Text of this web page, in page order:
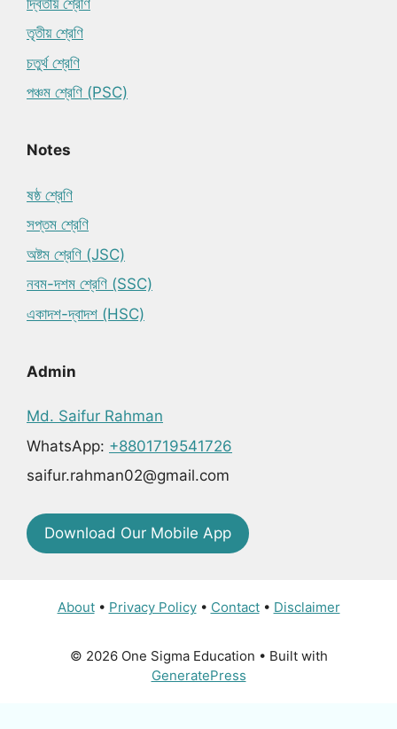
তৃতীয় শ্রেণি
চতুর্থ শ্রেণি
পঞ্চম শ্রেণি (PSC)
Notes
ষষ্ঠ শ্রেণি
সপ্তম শ্রেণি
অষ্টম শ্রেণি (JSC)
নবম-দশম শ্রেণি (SSC)
একাদশ-দ্বাদশ (HSC)
Admin
Md. Saifur Rahman
WhatsApp: +8801719541726
saifur.rahman02@gmail.com
Download Our Mobile App
About• Privacy Policy• Contact• Disclaimer
© 2026 One Sigma Education • Built with
GeneratePress